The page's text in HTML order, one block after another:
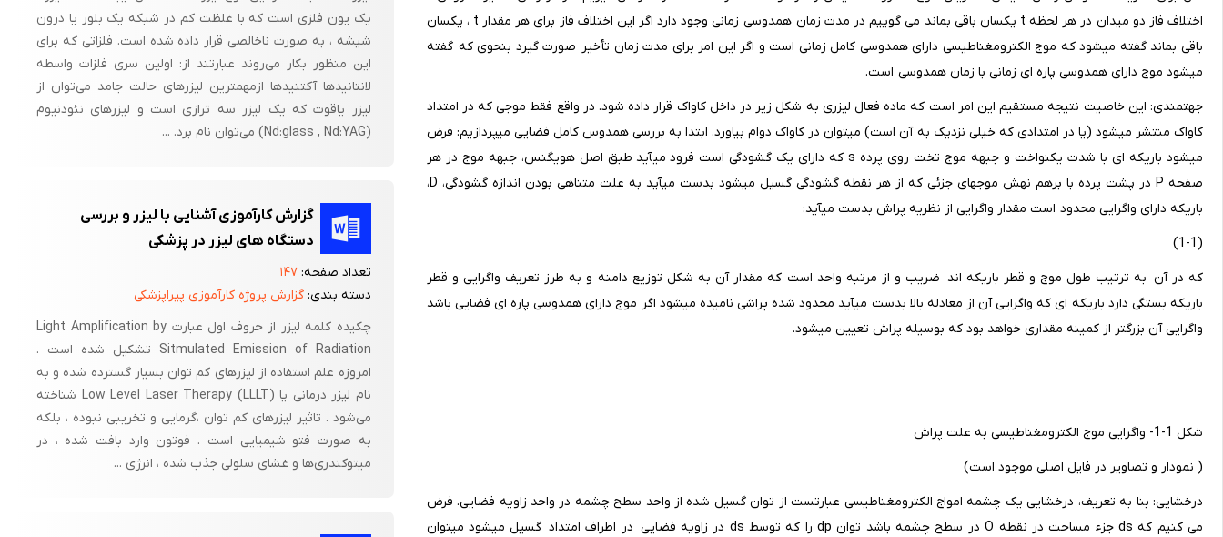
اختلاف فاز دو میدان در هر لحظه t یکسان باقی بماند می گوییم در مدت زمان همدوسی زمانی وجود دارد اگر این اختلاف فاز برای هر مقدار t ، یکسان
باقی بماند گفته می‎شود که موج الکترومغناطیسی دارای همدوسی کامل زمانی است و اگر این امر برای مدت زمان تأخیر صورت گیرد بنحوی که گفته
می‎شود موج دارای همدوسی پاره ای زمانی با زمان همدوسی است.
جهتمندی: این خاصیت نتیجه مستقیم این امر است که ماده فعال لیزری به شکل زیر در داخل کاواک قرار داده شود. در واقع فقط موجی که در امتداد
کاواک منتشر می‎شود (یا در امتدادی که خیلی نزدیک به آن است) می‎توان در کاواک دوام بیاورد. ابتدا به بررسی همدوس کامل فضایی می‎پردازیم: فرض
می‎شود باریکه ای با شدت یکنواخت و جبهه موج تخت روی پرده s که دارای یک گشودگی است فرود می‎آید طبق اصل هویگنس، جبهه موج در هر
صفحه P در پشت پرده با برهم نهش موجهای جزئی که از هر نقطه گشودگی گسیل می‎شود بدست می‎آید به علت متناهی بودن اندازه گشودگی، D،
باریکه دارای واگرایی محدود است مقدار واگرایی از نظریه پراش بدست می‎آید:
(1-1)
که در آن به ترتیب طول موج و قطر باریکه اند ضریب و از مرتبه واحد است که مقدار آن به شکل توزیع دامنه و به طرز تعریف واگرایی و قطر
باریکه بستگی دارد باریکه ای که واگرایی آن از معادله بالا بدست می‎آید محدود شده پراشی نامیده می‎شود اگر موج دارای همدوسی پاره ای فضایی باشد
واگرایی آن بزرگتر از کمینه مقداری خواهد بود که بوسیله پراش تعیین می‎شود.
شکل 1-1- واگرایی موج الکترومغناطیسی به علت پراش
( نمودار و تصاویر در فایل اصلی موجود است)
درخشایی: بنا به تعریف، درخشایی یک چشمه امواج الکترومغناطیسی عبارتست از توان گسیل شده از واحد سطح چشمه در واحد زاویه فضایی. فرض
می کنیم که ds جزء مساحت در نقطه O در سطح چشمه باشد توان dp را که توسط ds در زاویه فضایی در اطراف امتداد گسیل می‎شود می‎توان
یک یون فلزی است که با غلظت کم در شبکه یک بلور یا درون
شیشه ، به صورت ناخالصی قرار داده شده است. فلزاتی که برای
این منظور بکار می‌روند عبارتند از: اولین سری فلزات واسطه
لانتانیدها آکتنیدها ازمهمترین لیزرهای حالت جامد می‌توان از
لیزر یاقوت که یک لیزر سه ترازی است و لیزرهای نئودنیوم
(Nd:glass , Nd:YAG) می‌توان نام برد. ...
گزارش کارآموزی آشنایی با لیزر و بررسی
دستگاه های لیزر در پزشکی
تعداد صفحه:۱۴۷
دسته بندی:گزارش پروژه کارآموزی پیراپزشکی
چکیده کلمه لیزر از حروف اول عبارت Light Amplification by
Sitmulated Emission of Radiation تشکیل شده است .
امروزه علم استفاده از لیزرهای کم توان بسیار گسترده شده و به
نام لیزر درمانی یا Low Level Laser Therapy (LLLT) شناخته
می‌شود . تاثیر لیزرهای کم توان ،‌گرمایی و تخریبی نبوده ، بلکه
به صورت فتو شیمیایی است . فوتون وارد بافت شده ، در
میتوکندری‌ها و غشای سلولی جذب شده ، انرژی ...